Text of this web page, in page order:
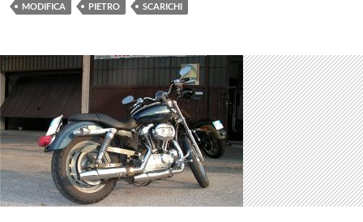
MODIFICA
PIETRO SCARICHI